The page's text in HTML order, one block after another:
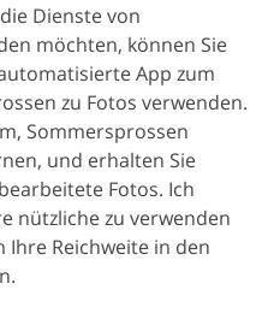
Dienste von
möchten, können Sie
App zum
zu Fotos verwenden.
Sommersprossen
und erhalten Sie
Fotos. Ich
nützliche zu verwenden
Ihre Reichweite in den